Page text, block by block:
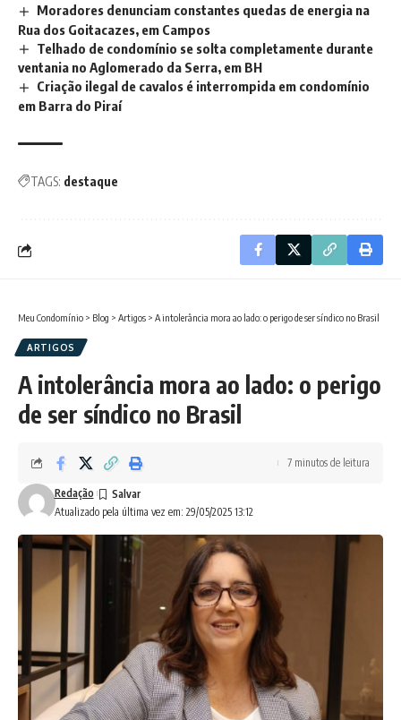
Moradores denunciam constantes quedas de energia na
Rua dos Goitacazes, em Campos
Telhado de condomínio se solta completamente durante
ventania no Aglomerado da Serra, em BH
Criação ilegal de cavalos é interrompida em condomínio
em Barra do Piraí
TAGS: destaque
Meu Condomínio > Blog > Artigos > A intolerância mora ao lado: o perigo de ser síndico no Brasil
ARTIGOS
A intolerância mora ao lado: o perigo
de ser síndico no Brasil
Atualizado pela última vez em: 29/05/2025 13:12
Redação
7 minutos de leitura